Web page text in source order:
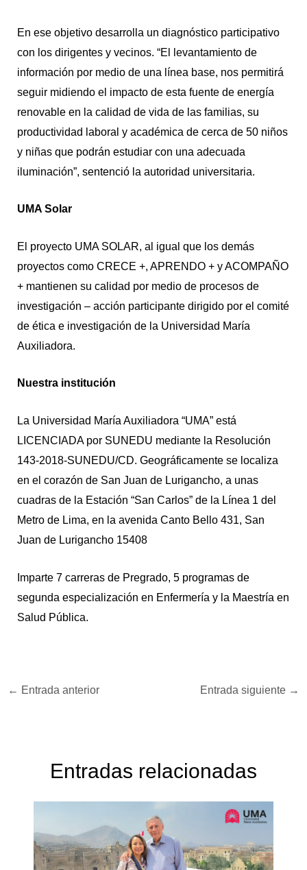
En ese objetivo desarrolla un diagnóstico participativo
con los dirigentes y vecinos. “El levantamiento de
información por medio de una línea base, nos permitirá
seguir midiendo el impacto de esta fuente de energía
renovable en la calidad de vida de las familias, su
productividad laboral y académica de cerca de 50 niños
y niñas que podrán estudiar con una adecuada
iluminación”, sentenció la autoridad universitaria.
UMA Solar
El proyecto UMA SOLAR, al igual que los demás
proyectos como CRECE +, APRENDO + y ACOMPAÑO
+ mantienen su calidad por medio de procesos de
investigación – acción participante dirigido por el comité
de ética e investigación de la Universidad María
Auxiliadora.
Nuestra institución
La Universidad María Auxiliadora “UMA” está
LICENCIADA por SUNEDU mediante la Resolución
143-2018-SUNEDU/CD. Geográficamente se localiza
en el corazón de San Juan de Lurigancho, a unas
cuadras de la Estación “San Carlos” de la Línea 1 del
Metro de Lima, en la avenida Canto Bello 431, San
Juan de Lurigancho 15408
Imparte 7 carreras de Pregrado, 5 programas de
segunda especialización en Enfermería y la Maestría en
Salud Pública.
← Entrada anterior Entrada siguiente →
Entradas relacionadas